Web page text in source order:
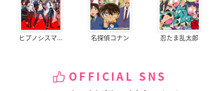
ヒプノシスマ... 名探偵コナン 忍たま乱太郎
OFFICIAL SNS